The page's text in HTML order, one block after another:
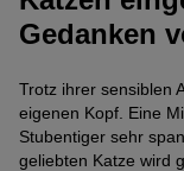
Gedanken
Trotz ihrer sensiblen
eigenen Kopf. Eine
Stubentiger sehr
geliebten Katze wird